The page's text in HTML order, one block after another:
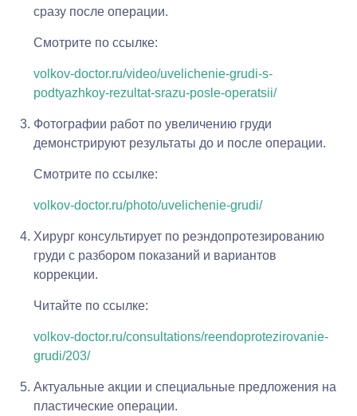
сразу после операции.
Смотрите по ссылке:
volkov-doctor.ru/video/uvelichenie-grudi-s-
podtyazhkoy-rezultat-srazu-posle-operatsii/
Фотографии работ по увеличению груди
демонстрируют результаты до и после операции.
Смотрите по ссылке:
volkov-doctor.ru/photo/uvelichenie-grudi/
Хирург консультирует по реэндопротезированию
груди с разбором показаний и вариантов
коррекции.
Читайте по ссылке:
volkov-doctor.ru/consultations/reendoprotezirovanie-
grudi/203/
Актуальные акции и специальные предложения на
пластические операции.